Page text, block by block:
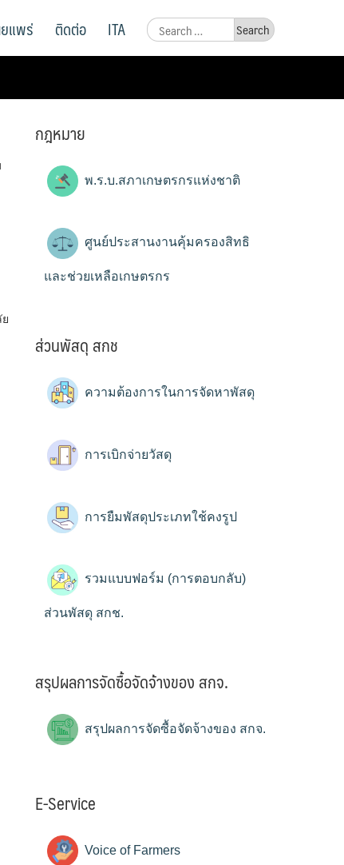
Search
for:
แพร่ ติดต่อ ITA
กฎหมาย
พ.ร.บ.สภาเกษตรกรแห่งชาติ
ศูนย์ประสานงานคุ้มครองสิทธิ
และช่วยเหลือเกษตรกร
ส่วนพัสดุ สกช
ความต้องการในการจัดหาพัสดุ
การเบิกจ่ายวัสดุ
การยืมพัสดุประเภทใช้คงรูป
รวมแบบฟอร์ม (การตอบกลับ)
ส่วนพัสดุ สกช.
สรุปผลการจัดซื้อจัดจ้างของ สกจ.
สรุปผลการจัดซื้อจัดจ้างของ สกจ.
E-Service
Voice of Farmers